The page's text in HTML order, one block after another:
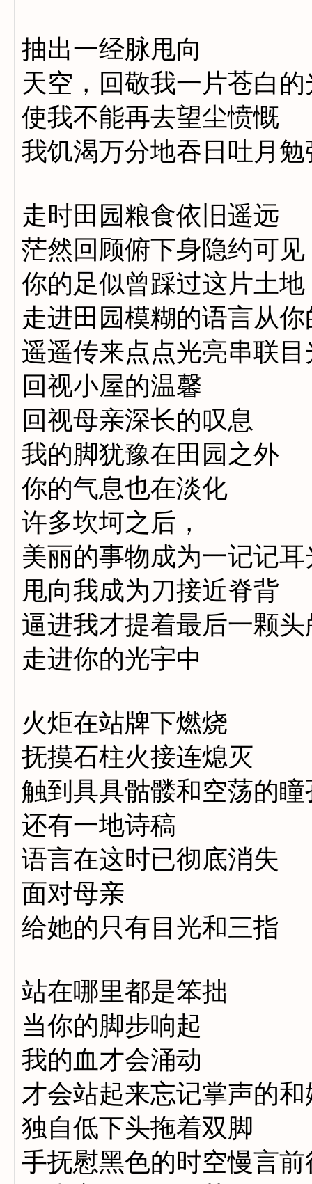
抽出一经脉甩向
天空，回敬我一片苍白的
使我不能再去望尘愤慨
我饥渴万分地吞日吐月勉
走时田园粮食依旧遥远
茫然回顾俯下身隐约可见
你的足似曾踩过这片土地
走进田园模糊的语言从
遥遥传来点点光亮串联目
回视小屋的温馨
回视母亲深长的叹息
我的脚犹豫在田园之外
你的气息也在淡化
许多坎坷之后，
美丽的事物成为一记记耳
甩向我成为刀接近脊背
逼进我才提着最后一颗头
走进你的光宇中
火炬在站牌下燃烧
抚摸石柱火接连熄灭
触到具具骷髅和空荡的瞳
还有一地诗稿
语言在这时已彻底消失
面对母亲
给她的只有目光和三指
站在哪里都是笨拙
当你的脚步响起
我的血才会涌动
才会站起来忘记掌声的和
独自低下头拖着双脚
手抚慰黑色的时空慢言前